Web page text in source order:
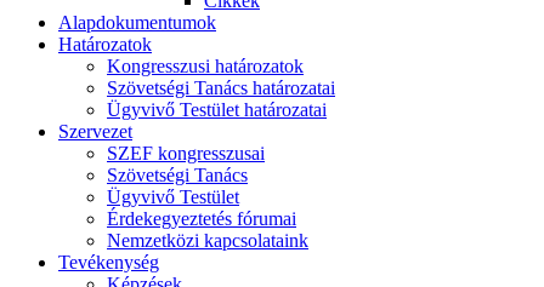
Alapdokumentumok
Határozatok
Kongresszusi határozatok
Szövetségi Tanács határozatai
Ügyvivő Testület határozatai
Szervezet
SZEF kongresszusai
Szövetségi Tanács
Ügyvivő Testület
Érdekegyeztetés fórumai
Nemzetközi kapcsolataink
Tevékenység